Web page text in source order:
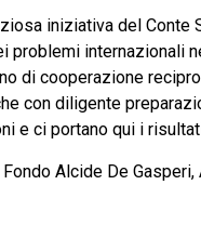
iniziativa del
problemi
di cooperazione
con diligente
e ci portano qui i
Alcide De